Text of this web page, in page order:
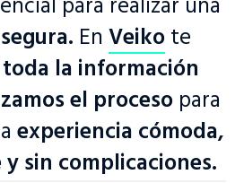
para realizar una
En Veikote
la información
el proceso para
experiencia cómoda,
sin complicaciones.